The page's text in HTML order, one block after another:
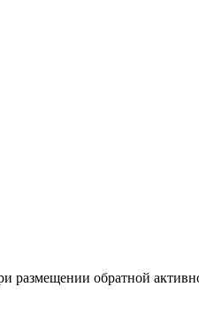
размещении обратной